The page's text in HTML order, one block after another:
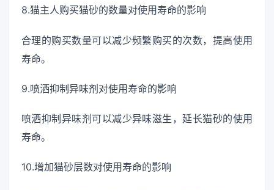
8.猫主人购买猫砂的数量对使用寿命的影响
合理的购买数量可以减少频繁购买的次数，提高使用
寿命。
9.喷洒抑制异味剂对使用寿命的影响
喷洒抑制异味剂可以减少异味滋生，延长猫砂的使用
寿命。
10.增加猫砂层数对使用寿命的影响